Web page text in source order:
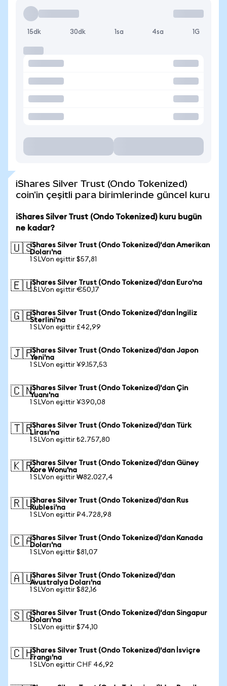
15dk 30dk 1sa 4sa 1G
iShares Silver Trust (Ondo Tokenized)
coin'in çeşitli para birimlerinde güncel kuru
iShares Silver Trust (Ondo Tokenized) kuru bugün
ne kadar?
🇺🇸iShares Silver Trust (Ondo Tokenized)'dan Amerikan
Doları'na
1 SLVon eşittir $57,81
🇪🇺iShares Silver Trust (Ondo Tokenized)'dan Euro'na
1 SLVon eşittir €50,17
🇬🇧iShares Silver Trust (Ondo Tokenized)'dan İngiliz
Sterlini'na
1 SLVon eşittir £42,99
🇯🇵iShares Silver Trust (Ondo Tokenized)'dan Japon
Yeni'na
1 SLVon eşittir ¥9.157,53
🇨🇳iShares Silver Trust (Ondo Tokenized)'dan Çin
Yuanı'na
1 SLVon eşittir ¥390,08
🇹🇷iShares Silver Trust (Ondo Tokenized)'dan Türk
Lirası'na
1 SLVon eşittir ₺2.757,80
🇰🇷iShares Silver Trust (Ondo Tokenized)'dan Güney
Kore Wonu'na
1 SLVon eşittir ₩82.027,4
🇷🇺iShares Silver Trust (Ondo Tokenized)'dan Rus
Rublesi'na
1 SLVon eşittir ₽4.728,98
🇨🇦iShares Silver Trust (Ondo Tokenized)'dan Kanada
Doları'na
1 SLVon eşittir $81,07
🇦🇺iShares Silver Trust (Ondo Tokenized)'dan
Avustralya Doları'na
1 SLVon eşittir $82,16
🇸🇬iShares Silver Trust (Ondo Tokenized)'dan Singapur
Doları'na
1 SLVon eşittir $74,10
🇨🇭iShares Silver Trust (Ondo Tokenized)'dan İsviçre
Frangı'na
1 SLVon eşittir CHF 46,92